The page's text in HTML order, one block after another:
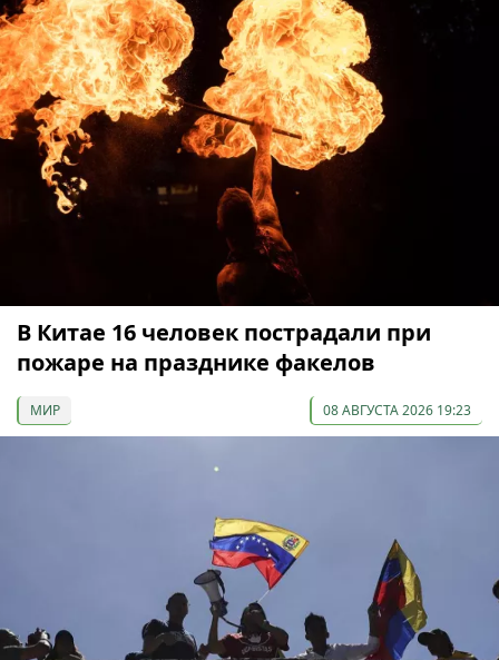
В Китае 16 человек пострадали при
пожаре на празднике факелов
МИР 08 АВГУСТА 2026 19:23